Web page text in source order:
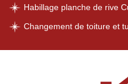
Habillage planche de rive
Changement de toiture et